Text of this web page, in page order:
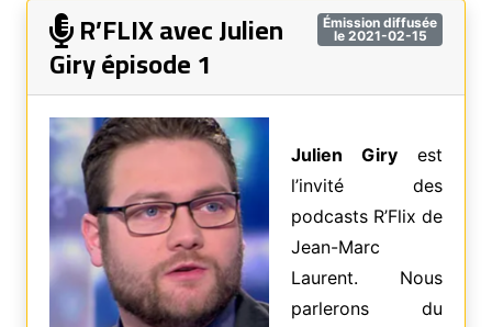
Émission diffusée
le 2021-02-15
R’FLIX avec Julien
Giry épisode 1
Julien Giry est
l’invité des
podcasts R’Flix de
Jean-Marc
Laurent. Nous
parlerons du